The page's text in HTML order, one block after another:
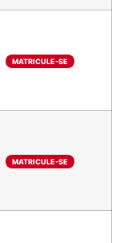
MATRICULE-SE
MATRICULE-SE